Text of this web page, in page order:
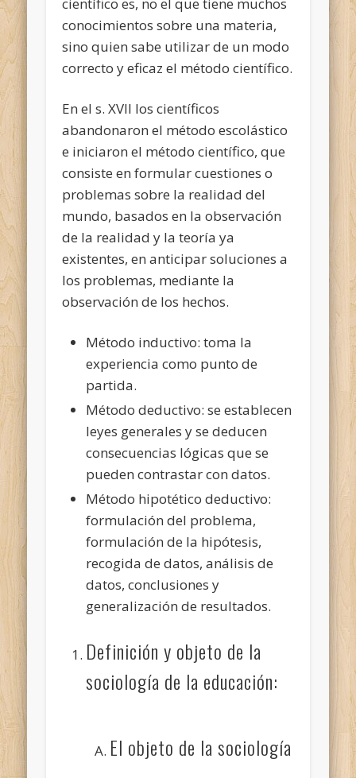
conocimientos sobre una materia,
sino quien sabe utilizar de un modo
correcto y eficaz el método científico.
En el s. XVII los científicos
abandonaron el método escolástico
e iniciaron el método científico, que
consiste en formular cuestiones o
problemas sobre la realidad del
mundo, basados en la observación
de la realidad y la teoría ya
existentes, en anticipar soluciones a
los problemas, mediante la
observación de los hechos.
Método inductivo: toma la
experiencia como punto de
partida.
Método deductivo: se establecen
leyes generales y se deducen
consecuencias lógicas que se
pueden contrastar con datos.
Método hipotético deductivo:
formulación del problema,
formulación de la hipótesis,
recogida de datos, análisis de
datos, conclusiones y
generalización de resultados.
Definición y objeto de la
sociología de la educación:
El objeto de la sociología